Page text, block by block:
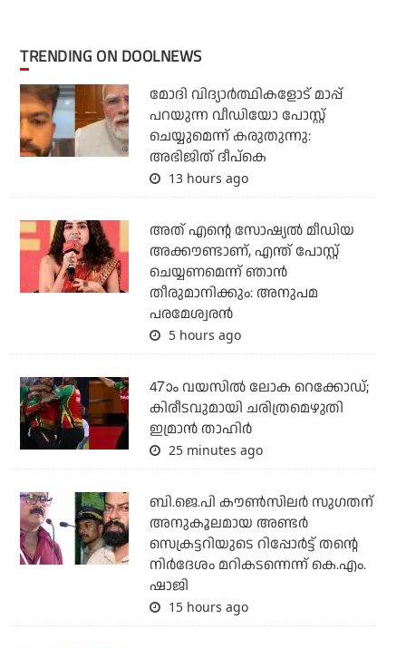
TRENDING ON DOOLNEWS
മോദി വിദ്യാര്‍ത്ഥികളോട് മാപ്പ്
പറയുന്ന വീഡിയോ പോസ്റ്റ്
ചെയ്യുമെന്ന് കരുതുന്നു:
അഭിജിത് ദീപ്‌കെ
13 hours ago
അത് എന്റെ സോഷ്യല്‍ മീഡിയ
അക്കൗണ്ടാണ്, എന്ത് പോസ്റ്റ്
ചെയ്യണമെന്ന് ഞാന്‍
തീരുമാനിക്കും: അനുപമ
പരമേശ്വരന്‍
5 hours ago
47ാം വയസില്‍ ലോക റെക്കോഡ്;
കിരീടവുമായി ചരിത്രമെഴുതി
ഇമ്രാന്‍ താഹിര്‍
25 minutes ago
ബി.ജെ.പി കൗണ്‍സിലര്‍ സുഗതന്
അനുകൂലമായ അണ്ടര്‍
സെക്രട്ടറിയുടെ റിപ്പോര്‍ട്ട് തന്റെ
നിര്‍ദേശം മറികടന്നെന്ന് കെ.എം.
ഷാജി
15 hours ago